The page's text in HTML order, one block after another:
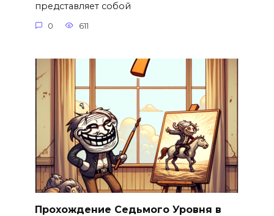
представляет собой
0 611
Прохождение Седьмого Уровня в